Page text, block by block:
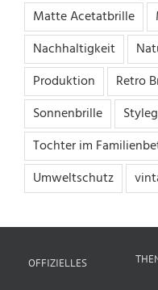
Matte Acetatbrille
Nachhaltigkeit
Produktion
Retro
Sonnenbrille
Tochter im
Umweltschutz
OFFIZIELLES